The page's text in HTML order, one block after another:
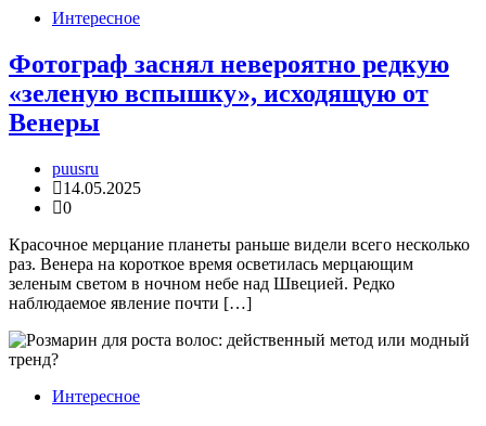
Интересное
Фотограф заснял невероятно редкую
«зеленую вспышку», исходящую от
Венеры
puusru
14.05.2025
0
Красочное мерцание планеты раньше видели всего несколько
раз. Венера на короткое время осветилась мерцающим
зеленым светом в ночном небе над Швецией. Редко
наблюдаемое явление почти […]
Интересное